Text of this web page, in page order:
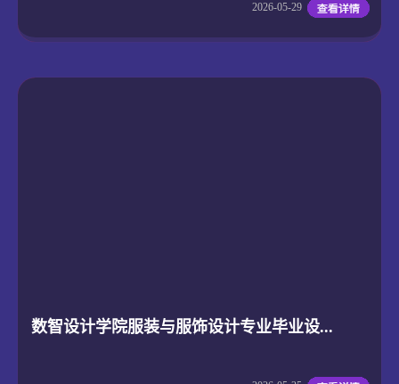
2026-05-29
数智设计学院服装与服饰设计专业毕业设...